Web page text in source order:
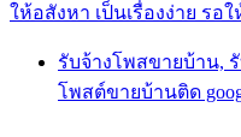
ให้อสังหา เป็นเรื่องง่าย รอ
รับจ้างโพสขายบ้าน,
โพสต์ขายบ้านติด